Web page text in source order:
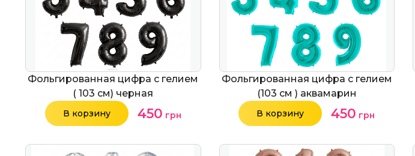
Фольгированная цифра с гелием
( 103 см) черная
В корзину 450 грн
Фольгированная цифра с гелием
(103 см ) аквамарин
В корзину 450 грн